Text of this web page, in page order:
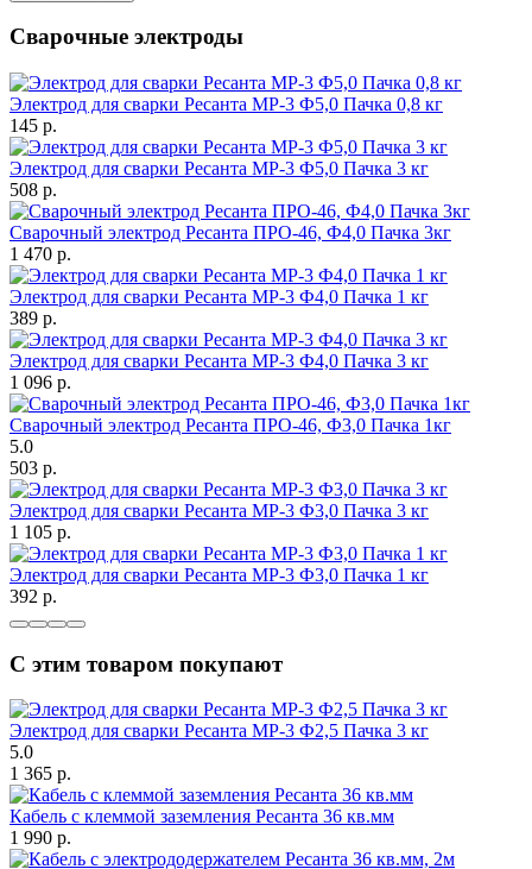
Сварочные электроды
Электрод для сварки Ресанта МР-3 Ф5,0 Пачка 0,8 кг
145 p.
Электрод для сварки Ресанта МР-3 Ф5,0 Пачка 3 кг
508 p.
Сварочный электрод Ресанта ПРО-46, Ф4,0 Пачка 3кг
1 470 p.
Электрод для сварки Ресанта МР-3 Ф4,0 Пачка 1 кг
389 p.
Электрод для сварки Ресанта МР-3 Ф4,0 Пачка 3 кг
1 096 p.
Сварочный электрод Ресанта ПРО-46, Ф3,0 Пачка 1кг
5.0
503 p.
Электрод для сварки Ресанта МР-3 Ф3,0 Пачка 3 кг
1 105 p.
Электрод для сварки Ресанта МР-3 Ф3,0 Пачка 1 кг
392 p.
С этим товаром покупают
Электрод для сварки Ресанта МР-3 Ф2,5 Пачка 3 кг
5.0
1 365 p.
Кабель с клеммой заземления Ресанта 36 кв.мм
1 990 p.